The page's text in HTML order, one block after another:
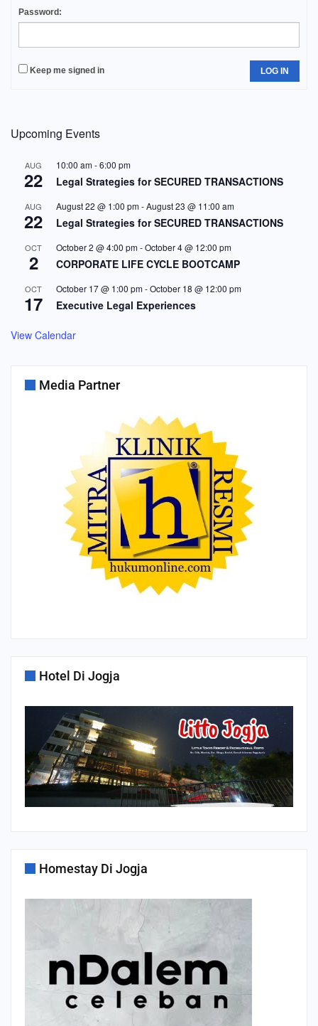
Password:
Keep me signed in LOG IN
Upcoming Events
AUG
22
10:00 am-6:00 pm
Legal Strategies for SECURED TRANSACTIONS
AUG
22
August 22 @ 1:00 pm-August 23 @ 11:00 am
Legal Strategies for SECURED TRANSACTIONS
OCT
2
October 2 @ 4:00 pm-October 4 @ 12:00 pm
CORPORATE LIFE CYCLE BOOTCAMP
OCT
17
October 17 @ 1:00 pm-October 18 @ 12:00 pm
Executive Legal Experiences
View Calendar
Media Partner
Hotel Di Jogja
Homestay Di Jogja